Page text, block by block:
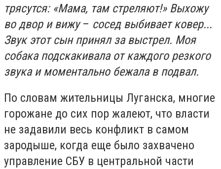
трясутся: «Мама, там стреляют!» Выхожу
во двор и вижу– сосед выбивает ковер...
Звук этот сын принял за выстрел. Моя
собака подскакивала от каждого резкого
звука и моментально бежала в подвал.
По словам жительницы Луганска, многие
горожане до сих пор жалеют, что власти
не задавили весь конфликт в самом
зародыше, когда еще было захвачено
управление СБУ в центральной части